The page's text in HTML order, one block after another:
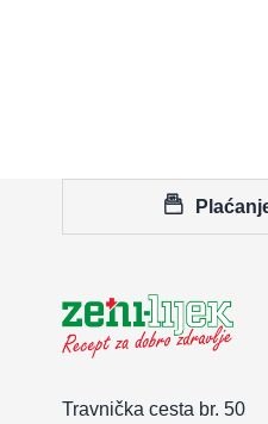
Travnička cesta br. 50